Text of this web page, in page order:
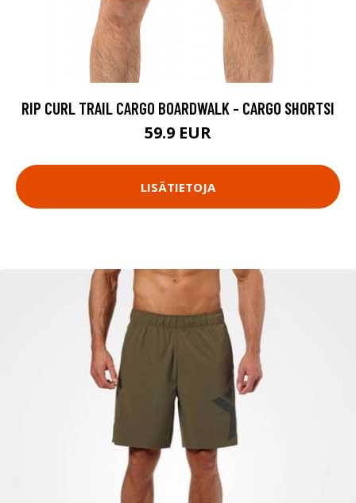
RIP CURL TRAIL CARGO BOARDWALK - CARGO SHORTSI
59.9 EUR
LISÄTIETOJA